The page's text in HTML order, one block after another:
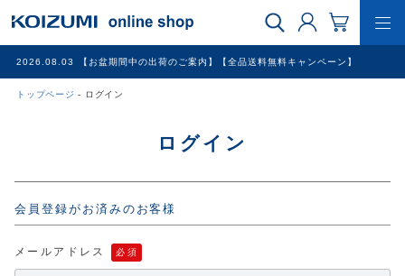
2026.08.03 【お盆期間中の出荷のご案内】【全品送料無料キャンペーン】
トップページ ログイン
調理家電
冷暖房家電
ログイン
会員登録がお済みのお客様
メールアドレス